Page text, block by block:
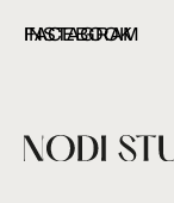
INSTAGRAM
FACEBOOK